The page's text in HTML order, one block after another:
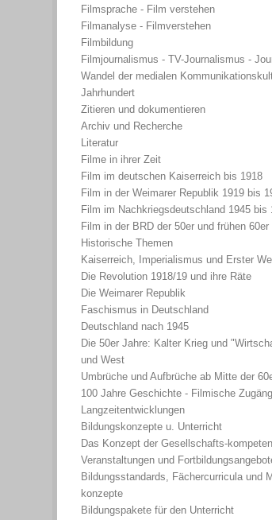
Filmsprache - Film verstehen
Filmanalyse - Filmverstehen
Filmbildung
Filmjournalismus - TV-Journalismus -
Wandel der medialen
Jahrhundert
Zitieren und dokumentieren
Archiv und Recherche
Literatur
Filme in ihrer Zeit
Film im deutschen Kaiserreich bis 1918
Film in der Weimarer Republik 1919 bis
Film im Nachkriegsdeutschland 1945 bis
Film in der BRD der 50er und frühen 60er
Historische Themen
Kaiserreich, Imperialismus und Erster
Die Revolution 1918/19 und ihre Räte
Die Weimarer Republik
Faschismus in Deutschland
Deutschland nach 1945
Die 50er Jahre: Kalter Krieg und
und West
Umbrüche und Aufbrüche ab Mitte der
100 Jahre Geschichte - Filmische
Langzeitentwicklungen
Bildungskonzepte u. Unterricht
Das Konzept der Gesellschafts-
Veranstaltungen und
Bildungsstandards, Fächercurricula und
konzepte
Bildungspakete für den Unterricht